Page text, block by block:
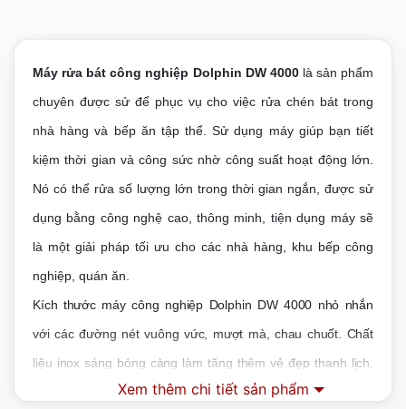
Máy rửa bát công nghiệp Dolphin DW 4000là sản phẩm
chuyên được sử để phục vụ cho việc rửa chén bát trong
nhà hàng và bếp ăn tập thể. Sử dụng máy giúp bạn tiết
kiệm thời gian và công sức nhờ công suất hoạt động lớn.
Nó có thể rửa số lượng lớn trong thời gian ngắn, được sử
dụng bằng công nghệ cao, thông minh, tiện dụng máy sẽ
là một giải pháp tối ưu cho các nhà hàng, khu bếp công
nghiệp, quán ăn
Kích thước máy công nghiệp Dolphin DW 4000 nhỏ nhắn
với các đường nét vuông vức, mượt mà, chau chuốt. Chất
liệu inox sáng bóng càng làm tăng thêm vẻ đẹp thanh lịch,
bóng bẩy của máy.Xem thêm chi tiết sản phẩm